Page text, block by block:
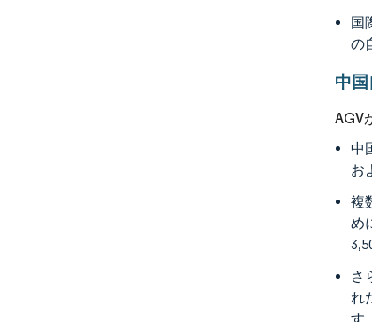
国
の
中
AGV
中
お
複
め
さ
れ